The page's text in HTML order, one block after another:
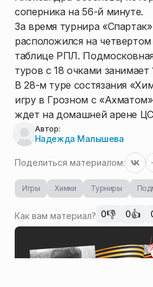
соперника на 56-й минуте.
За время турнира
расположился на
таблице РПЛ.
туров с 18 очками занимает
В 28-м туре состязания
игру в Грозном с
ждет на домашней арене
Автор:
Надежда Малышева
Поделиться материалом:
Игры Химки Турниры
Как вам материал? 0👎 0👍